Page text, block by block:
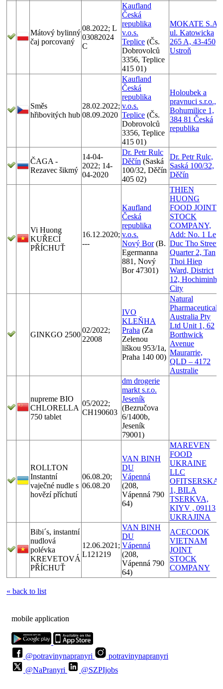
Mátový bylinný
čaj porcovaný
08.2022; L
03082024
C
Kaufland
Česká
republika
v.o.s.
Teplice (Čs.
Dobrovolců
3356, Teplice
415 01)
MOKATE S.A.
ul. Katowicka
265 A, 43-450
Ustroň
Směs
hřibovitých hub
28.02.2022;
08.09.2020
Kaufland
Česká
republika
v.o.s.
Teplice (Čs.
Dobrovolců
3356, Teplice
415 01)
Holoubek a
pravnuci s.r.o.,
Bohumilice 1,
384 81 Česká
republika
ČAGA -
Rezavec šikmý
14-04-
2022; 14-
04-2020
Dr. Petr Rulc
Děčín (Saská
100/32, Děčín
405 02)
Dr. Petr Rulc,
Saská 100/32,
Děčín
Vi Huong
KUŘECÍ
PŘÍCHUŤ
16.12.2020;
---
Kaufland
Česká
republika
v.o.s.
Nový Bor (B.
Egermanna
881, Nový
Bor 47301)
THIEN
HUONG
FOOD JOINT
STOCK
COMPANY,
Add: No. 1 Le
Duc Tho Street,
Quarter 2, Tan
Thoi Hiep
Ward, District
12, Hochiminh
City
GINKGO 2500
02/2022;
22008
IVO
KLEŇHA
Praha (Za
Zelenou
liškou 953/1a,
Praha 140 00)
Natural
Pharmaceuticals
Australia Pty
Ltd Unit 1, 62
Borthwick
Avenue
Maurarrie,
QLD – 4172
Australie
nupreme BIO
CHLORELLA
750 tablet
05/2022;
CH190603
dm drogerie
markt s.r.o.
Jeseník
(Bezručova
6/1400b,
Jeseník
79001)
ROLLTON
Instantní
vaječné nudle s
hovězí příchutí
06.08.20;
06.08.20
VAN BINH
DU
Vápenná
(208,
Vápenná 790
64)
MAREVEN
FOOD
UKRAINE
LLC
OFITSERSKA
1, BILA
TSERKVA,
KIYV , 09113
UKRAJINA
Bibi´s, instantní
nudlová
polévka
KREVETOVÁ
PŘÍCHUŤ
12.06.2021;
L121219
VAN BINH
DU
Vápenná
(208,
Vápenná 790
64)
ACECOOK
VIETNAM
JOINT
STOCK
COMPANY
« back to list
mobile application
@potravinynapranyri
potravinynapranyri
@NaPranyri
@SZPIjobs